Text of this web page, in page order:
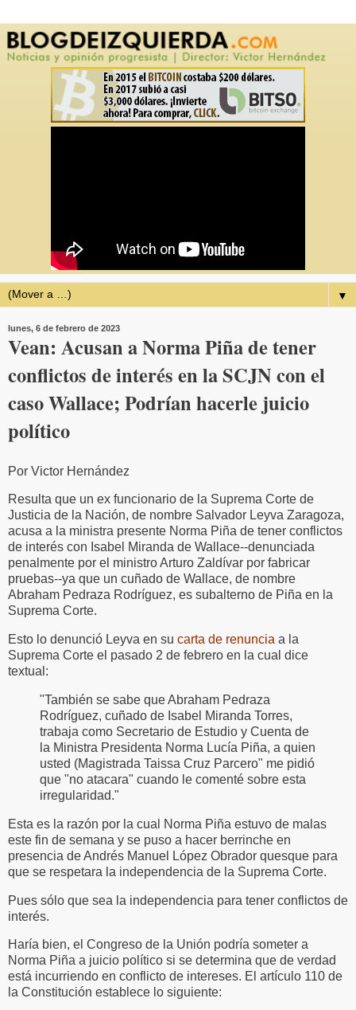
▼
lunes, 6 de febrero de 2023
Vean: Acusan a Norma Piña de tener
conflictos de interés en la SCJN con el
caso Wallace; Podrían hacerle juicio
político
Por Victor Hernández
Resulta que un ex funcionario de la Suprema Corte de
Justicia de la Nación, de nombre Salvador Leyva Zaragoza,
acusa a la ministra presente Norma Piña de tener conflictos
de interés con Isabel Miranda de Wallace--denunciada
penalmente por el ministro Arturo Zaldívar por fabricar
pruebas--ya que un cuñado de Wallace, de nombre
Abraham Pedraza Rodríguez, es subalterno de Piña en la
Suprema Corte.
Esto lo denunció Leyva en su carta de renuncia a la
Suprema Corte el pasado 2 de febrero en la cual dice
textual:
"También se sabe que Abraham Pedraza
Rodríguez, cuñado de Isabel Miranda Torres,
trabaja como Secretario de Estudio y Cuenta de
la Ministra Presidenta Norma Lucía Piña, a quien
usted (Magistrada Taissa Cruz Parcero" me pidió
que "no atacara" cuando le comenté sobre esta
irregularidad."
Esta es la razón por la cual Norma Piña estuvo de malas
este fin de semana y se puso a hacer berrinche en
presencia de Andrés Manuel López Obrador quesque para
que se respetara la independencia de la Suprema Corte.
Pues sólo que sea la independencia para tener conflictos de
interés.
Haría bien, el Congreso de la Unión podría someter a
Norma Piña a juicio político si se determina que de verdad
está incurriendo en conflicto de intereses. El artículo 110 de
la Constitución establece lo siguiente: